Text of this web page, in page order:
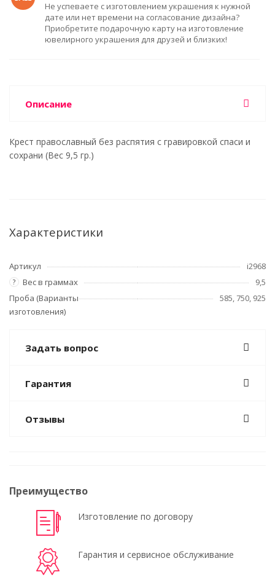
Не успеваете с изготовлением украшения к нужной
дате или нет времени на согласование дизайна?
Приобретите подарочную карту на изготовление
ювелирного украшения для друзей и близких!
Описание
Крест православный без распятия с гравировкой спаси и
сохрани (Вес 9,5 гр.)
Характеристики
Артикул i2968
? Вес в граммах
9,5
Проба (Варианты
изготовления)
585, 750, 925
Задать вопрос
Гарантия
Отзывы
Преимущество
Изготовление по договору
Гарантия и сервисное обслуживание